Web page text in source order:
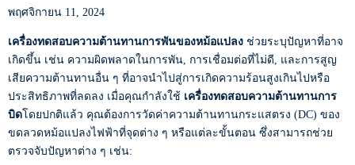
พฤศจิกายน 11, 2024
เครื่องทดสอบความต้านทานการพันของหม้อแปลง ช่วยระบุปัญหาที่อาจ
เกิดขึ้น เช่น ความผิดพลาดในการพัน, การเชื่อมต่อที่ไม่ดี, และการสูญ
เสียความต้านทานอื่น ๆ ที่อาจนำไปสู่การเกิดความร้อนสูงเกินไปหรือ
ประสิทธิภาพที่ลดลง เมื่อคุณกำลังใช้ เครื่องทดสอบความต้านทานการ
บิดโดยปกติแล้ว คุณต้องการวัดค่าความต้านทานกระแสตรง (DC) ของ
ขดลวดหม้อแปลงไฟฟ้าที่จุดต่าง ๆ หรือแต่ละขั้นตอน ซึ่งสามารถช่วย
ตรวจจับปัญหาต่าง ๆ เช่น: